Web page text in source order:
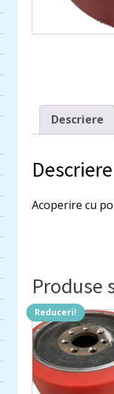
Descriere
Descriere
Acoperire cu
Produse
Reduceri!